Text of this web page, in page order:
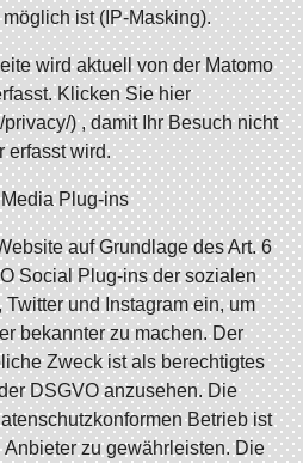
ist (IP-Masking).
wird aktuell von der Matomo
Klicken Sie hier
) , damit Ihr Besuch nicht
erfasst wird.
Plug-ins
auf Grundlage des Art. 6
Social Plug-ins der sozialen
und Instagram ein, um
bekannter zu machen. Der
Zweck ist als berechtigtes
DSGVO anzusehen. Die
Betrieb ist
zu gewährleisten. Die